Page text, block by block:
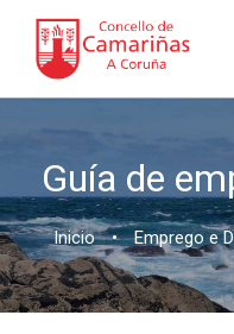
Guía de
Inicio • Emprego e